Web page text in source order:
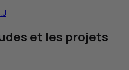
et les projets